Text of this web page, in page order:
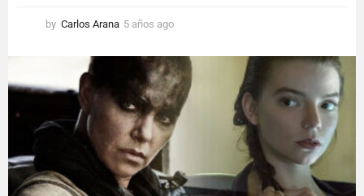
by Carlos Arana 5 años ago
ñ
o
s
g
o